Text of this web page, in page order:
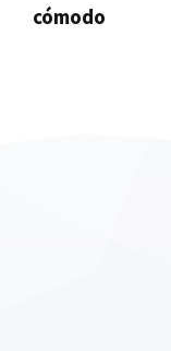
cómodo